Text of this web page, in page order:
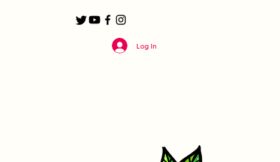
Log In